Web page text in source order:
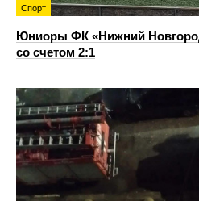
Спорт
Юниоры ФК «Нижний
со счетом 2:1